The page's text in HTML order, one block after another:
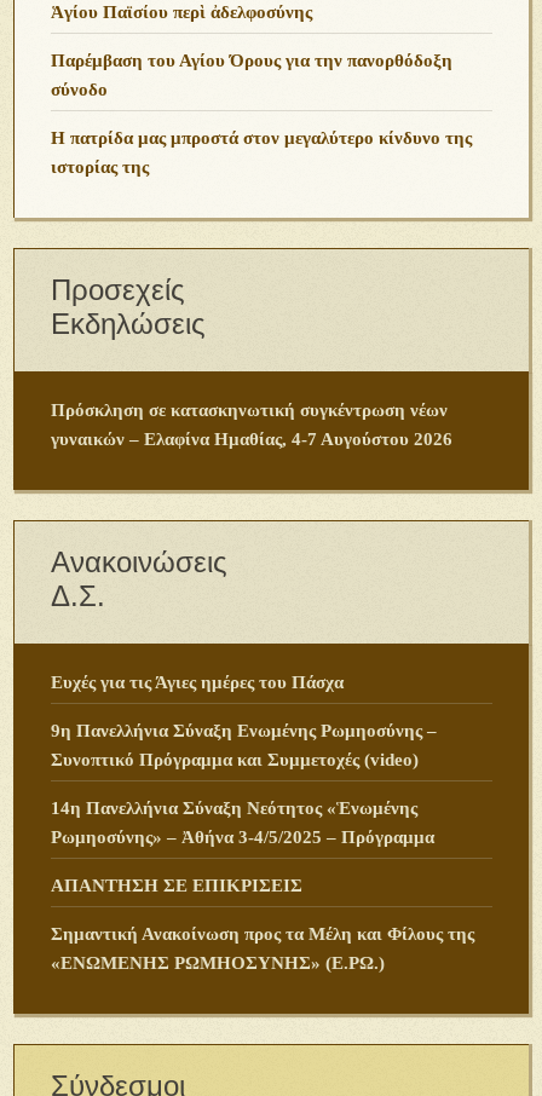
Ἁγίου Παϊσίου περὶ ἀδελφοσύνης
Παρέμβαση του Αγίου Όρους για την πανορθόδοξη
σύνοδο
Η πατρίδα μας μπροστά στον μεγαλύτερο κίνδυνο της
ιστορίας της
Προσεχείς
Εκδηλώσεις
Πρόσκληση σε κατασκηνωτική συγκέντρωση νέων
γυναικών – Ελαφίνα Ημαθίας, 4-7 Αυγούστου 2026
Ανακοινώσεις
Δ.Σ.
Ευχές για τις Άγιες ημέρες του Πάσχα
9η Πανελλήνια Σύναξη Ενωμένης Ρωμηοσύνης –
Συνοπτικό Πρόγραμμα και Συμμετοχές (video)
14η Πανελλήνια Σύναξη Νεότητος «Ἑνωμένης
Ρωμηοσύνης» – Ἀθήνα 3-4/5/2025 – Πρόγραμμα
ΑΠΑΝΤΗΣΗ ΣΕ ΕΠΙΚΡΙΣΕΙΣ
Σημαντική Ανακοίνωση προς τα Μέλη και Φίλους της
«ΕΝΩΜΕΝΗΣ ΡΩΜΗΟΣΥΝΗΣ» (Ε.ΡΩ.)
Σύνδεσμοι